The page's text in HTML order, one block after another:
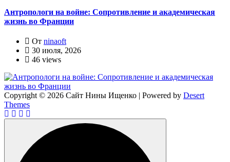
Антропологи на войне: Сопротивление и академическая
жизнь во Франции
От ninaoft
30 июля, 2026
46 views
Copyright © 2026 Сайт Нины Ищенко | Powered by Desert
Themes